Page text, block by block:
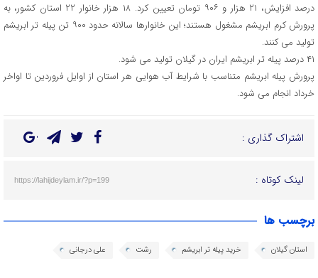
درصد افزایش، ۲۱ هزار و ۹۰۶ تومان تعیین کرد. ۱۸ هزار خانوار ۲۲ استان کشور، به
پرورش کرم ابریشم مشغول هستند؛ این خانوارها سالانه حدود ۹۰۰ تن پیله تر ابریشم
تولید می کنند.
۴۱ درصد پیله تر ابریشم ایران در گیلان تولید می شود.
پرورش پیله ابریشم متناسب با شرایط آب هوایی هر استان از اوایل فروردین تا اواخر
خرداد انجام می شود.
اشتراک گذاری :
لینک کوتاه : https://lahijdeylam.ir/?p=199
برچسب ها
استان گیلان خرید پیله تر ابریشم رشت علی درجانی